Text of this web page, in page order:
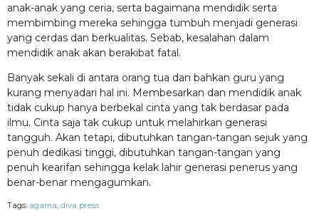
anak-anak yang ceria, serta bagaimana mendidik serta
membimbing mereka sehingga tumbuh menjadi generasi
yang cerdas dan berkualitas. Sebab, kesalahan dalam
mendidik anak akan berakibat fatal.
Banyak sekali di antara orang tua dan bahkan guru yang
kurang menyadari hal ini. Membesarkan dan mendidik anak
tidak cukup hanya berbekal cinta yang tak berdasar pada
ilmu. Cinta saja tak cukup untuk melahirkan generasi
tangguh. Akan tetapi, dibutuhkan tangan-tangan sejuk yang
penuh dedikasi tinggi, dibutuhkan tangan-tangan yang
penuh kearifan sehingga kelak lahir generasi penerus yang
benar-benar mengagumkan.
Tags: agama diva press